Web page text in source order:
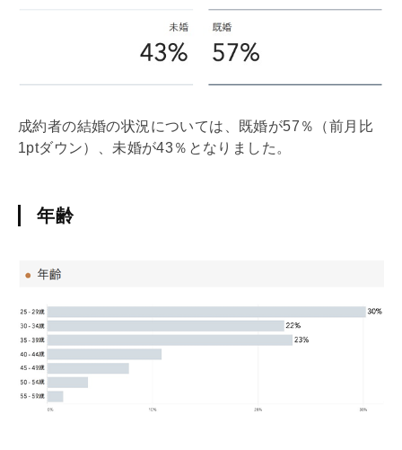
成約者の結婚の状況については、既婚が57％（前月比
1ptダウン）、未婚が43％となりました。
年齢